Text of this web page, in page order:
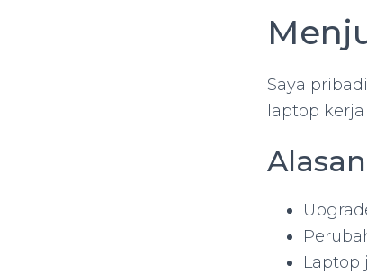
Saya
laptop
Laptop